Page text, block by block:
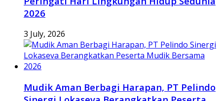
2026
3 July, 2026
Mudik Aman Berbagi Harapan, PT Pelindo